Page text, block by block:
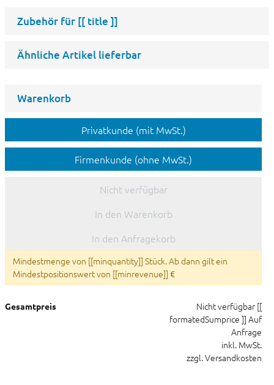
Zubehör für [[ title ]]
Ähnliche Artikel lieferbar
Warenkorb
Privatkunde (mit MwSt.)
Firmenkunde (ohne MwSt.)
Nicht verfügbar
In den Warenkorb
In den Anfragekorb
Mindestmenge von [[minquantity]] Stück. Ab dann gilt ein
Mindestpositionswert von [[minrevenue]] €
Gesamtpreis Nicht verfügbar [[
formatedSumprice ]] Auf
Anfrage
inkl. MwSt.
zzgl. Versandkosten